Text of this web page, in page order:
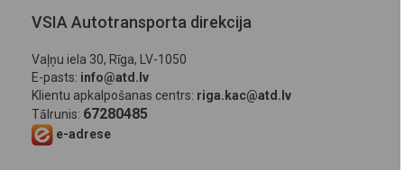
VSIA Autotransporta direkcija
Vaļņu iela 30, Rīga, LV-1050
E-pasts: info@atd.lv
Klientu apkalpošanas centrs: riga.kac@atd.lv
Tālrunis: 67280485
e-adrese